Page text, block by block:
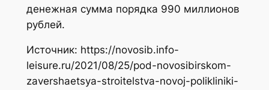
денежная сумма порядка 990 миллионов
рублей.
Источник: https://novosib.info-
leisure.ru/2021/08/25/pod-novosibirskom-
zavershaetsya-stroitelstva-novoj-polikliniki-